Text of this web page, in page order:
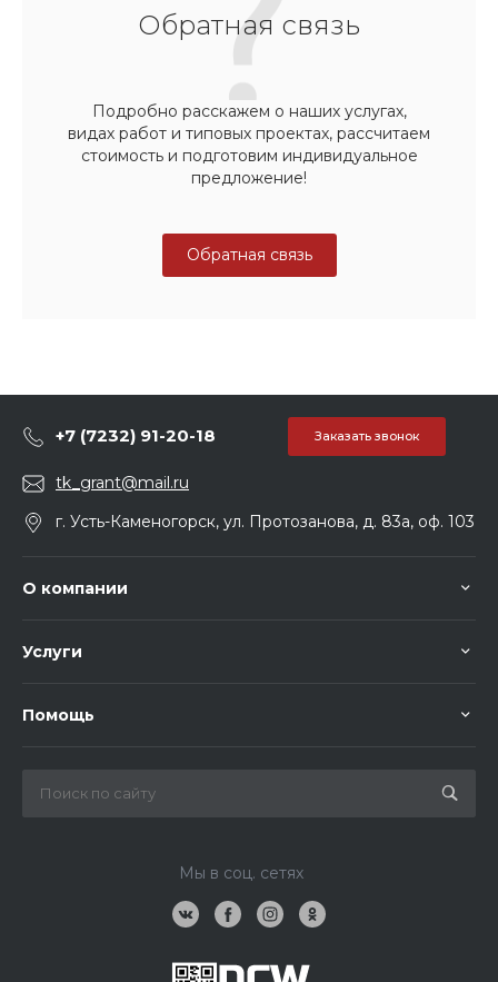
Обратная связь
Подробно расскажем о наших услугах,
видах работ и типовых проектах, рассчитаем
стоимость и подготовим индивидуальное
предложение!
Обратная связь
+7 (7232) 91-20-18 Заказать звонок
tk_grant@mail.ru
г. Усть-Каменогорск, ул. Протозанова, д. 83а, оф. 103
О компании
Услуги
Помощь
Мы в соц. сетях